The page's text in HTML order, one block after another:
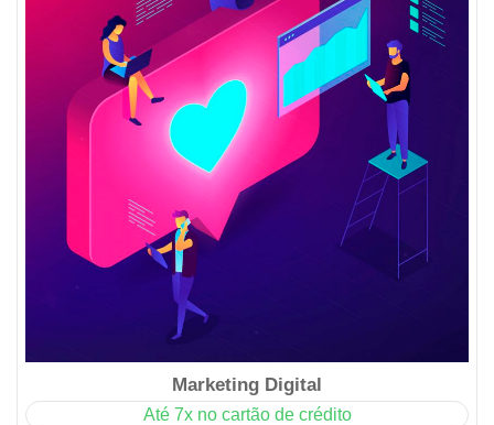
Marketing Digital
Até 7x no cartão de crédito